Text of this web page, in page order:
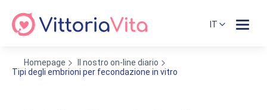
IT
Homepage
Il nostro on-line diario
Tipi degli embrioni per fecondazione in vitro